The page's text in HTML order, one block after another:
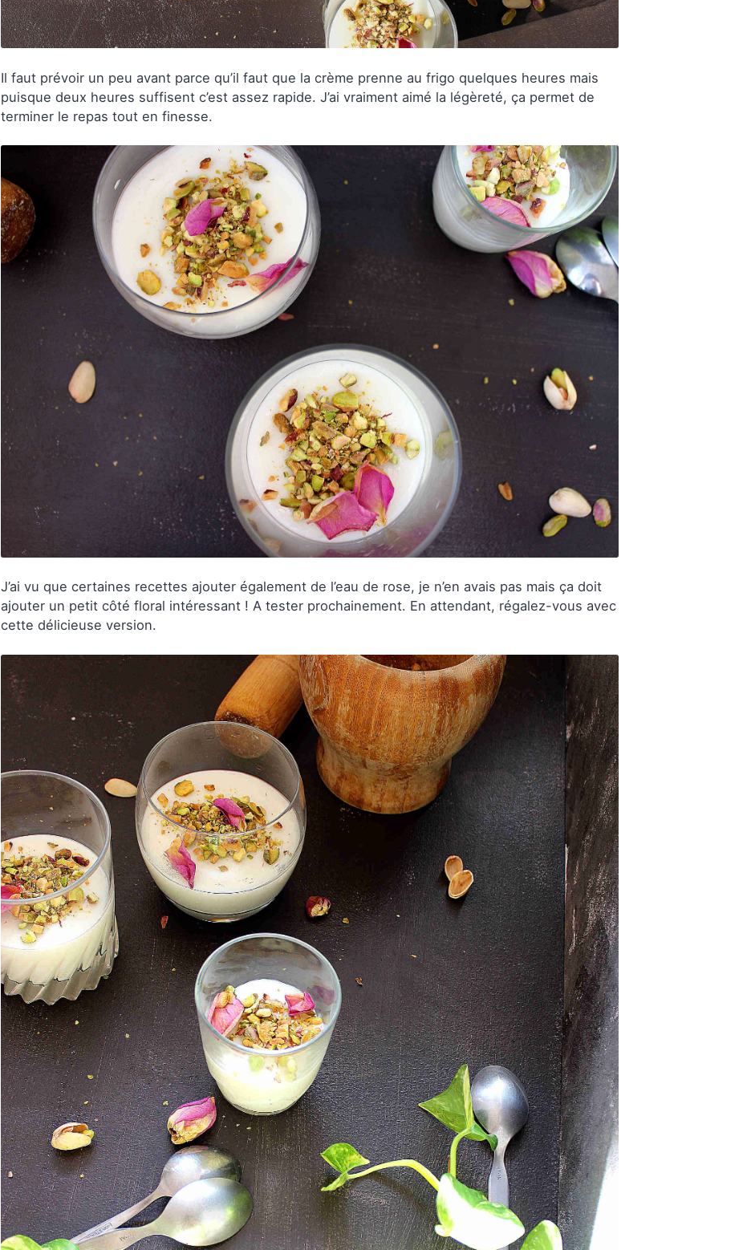
Il faut prévoir un peu avant parce qu’il faut que la crème prenne au frigo quelques heures mais
puisque deux heures suffisent c’est assez rapide. J’ai vraiment aimé la légèreté, ça permet de
terminer le repas tout en finesse.
J’ai vu que certaines recettes ajouter également de l’eau de rose, je n’en avais pas mais ça doit
ajouter un petit côté floral intéressant ! A tester prochainement. En attendant, régalez-vous avec
cette délicieuse version.